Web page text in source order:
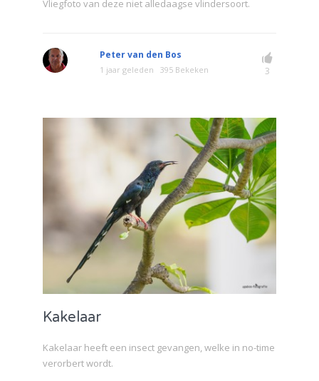
Vliegfoto van deze niet alledaagse vlindersoort.
Peter van den Bos
1 jaar geleden 395 Bekeken 3
Kakelaar
Kakelaar heeft een insect gevangen, welke in no-time
verorbert wordt.